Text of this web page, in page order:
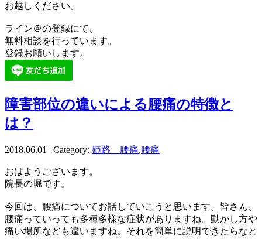
お越しください。
ライン＠の登録にて、
無料相談を行っています。
登録お願いします。
障害部位の違いによる腰痛の特徴と
は？
2018.06.01 | Category: 姫路 腰痛,腰痛
おはようございます。
院長の堀です。
今回は、腰痛についてお話していこうと思います。皆さん、
腰痛っていっても多種多様な症状がありますね。動かし方や
痛い場所なども違いますね。それを簡単に説明できたらなと